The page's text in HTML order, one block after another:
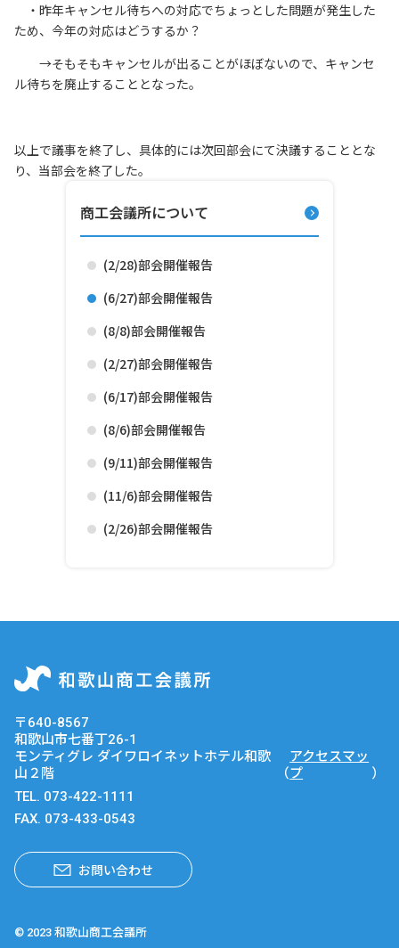
・昨年キャンセル待ちへの対応でちょっとした問題が発生した
ため、今年の対応はどうするか？
→そもそもキャンセルが出ることがほぼないので、キャンセ
ル待ちを廃止することとなった。
以上で議事を終了し、具体的には次回部会にて決議することとな
り、当部会を終了した。
商工会議所について
(2/28)部会開催報告
(6/27)部会開催報告
(8/8)部会開催報告
(2/27)部会開催報告
(6/17)部会開催報告
(8/6)部会開催報告
(9/11)部会開催報告
(11/6)部会開催報告
(2/26)部会開催報告
〒640-8567
和歌山市七番丁26-1
モンティグレ ダイワロイネットホテル和歌
山２階
（
アクセスマッ
プ
）
TEL. 073-422-1111
FAX. 073-433-0543
お問い合わせ
© 2023 和歌山商工会議所